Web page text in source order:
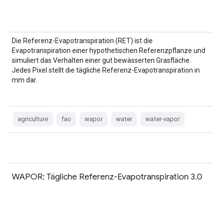
Die Referenz-Evapotranspiration (RET) ist die
Evapotranspiration einer hypothetischen Referenzpflanze und
simuliert das Verhalten einer gut bewässerten Grasfläche.
Jedes Pixel stellt die tägliche Referenz-Evapotranspiration in
mm dar.
agriculture fao wapor water water-vapor
WAPOR: Tägliche Referenz-Evapotranspiration 3.0